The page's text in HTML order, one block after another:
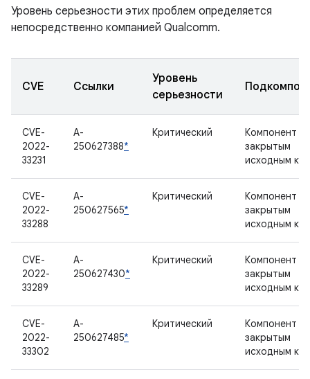
Уровень серьезности этих проблем определяется
непосредственно компанией Qualcomm.
CVE Ссылки
Уровень
серьезности
CVE-
2022-
33231
A-
250627388*
Критический
Компонент с
закрытым
исходным
CVE-
2022-
33288
A-
250627565*
Критический
Компонент с
закрытым
исходным
CVE-
2022-
33289
A-
250627430*
Критический
Компонент с
закрытым
исходным
CVE-
2022-
33302
A-
250627485*
Критический
Компонент с
закрытым
исходным